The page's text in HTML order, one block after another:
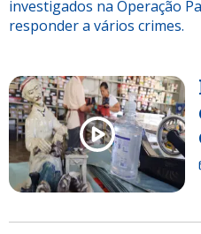
investigados na Operação
responder a vários crimes.